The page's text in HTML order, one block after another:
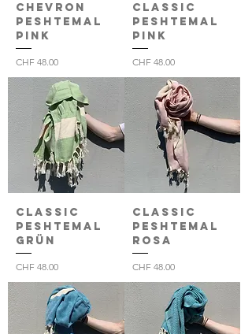
Chevron
Peshtemal
pink
Preis
CHF 48.00
Classic
Peshtemal
pink
Preis
CHF 48.00
Classic
Peshtemal
grün
Preis
CHF 48.00
Classic
Peshtemal
rosa
Preis
CHF 48.00